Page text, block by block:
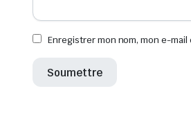
Enregistrer mon nom, mon e-